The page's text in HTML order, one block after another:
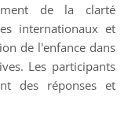
de la clarté
internationaux et
de l'enfance dans
Les participants
des réponses et